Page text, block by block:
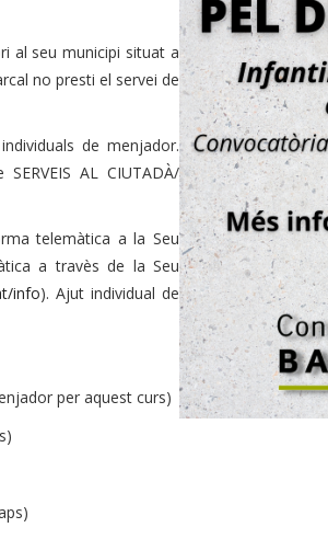
al seu municipi situat a
no presti el servei de
de menjador.
AL CIUTADÀ/
telemàtica a la Seu
a travès de la Seu
info). Ajut individual de
per aquest curs)